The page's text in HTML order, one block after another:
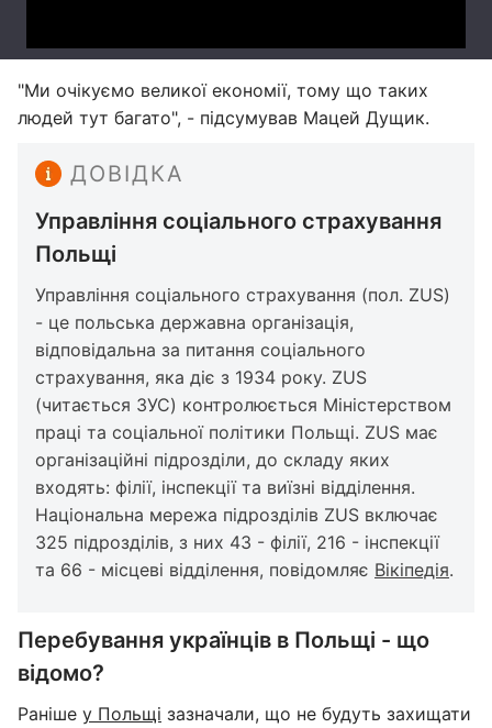
"Ми очікуємо великої економії, тому що таких
людей тут багато", - підсумував Мацей Дущик.
ДОВІДКА
Управління соціального страхування
Польщі
Управління соціального страхування (пол. ZUS)
- це польська державна організація,
відповідальна за питання соціального
страхування, яка діє з 1934 року. ZUS
(читається ЗУС) контролюється Міністерством
праці та соціальної політики Польщі. ZUS має
організаційні підрозділи, до складу яких
входять: філії, інспекції та виїзні відділення.
Національна мережа підрозділів ZUS включає
325 підрозділів, з них 43 - філії, 216 - інспекції
та 66 - місцеві відділення, повідомляє Вікіпедія.
Перебування українців в Польщі - що
відомо?
Раніше у Польщі зазначали, що не будуть захищати